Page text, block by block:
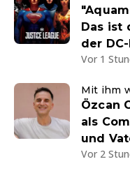
Das ist
der
Vor 1
Mit ihm
Özcan
als
und
Vor 2